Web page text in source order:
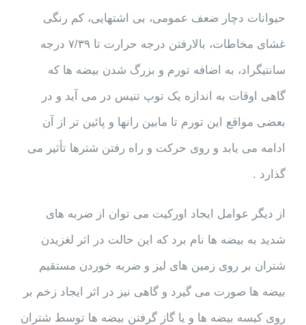
حیوانات دچار ضعف عمومی، بی اشتهایی، کم رنگی
غشای مخاطات، بالارفتن درجه حرارت تا ۷/۳۹ درجه
سانتیگراد، به اضافه تورم و بزرگ شدن بیضه ها که
گاهی اوقات به اندازه یک توپ تنیس در می آید و در
بعضی مواقع این تورم تا مابین رانها و پائین تر از آن
ادامه می یابد و روی حرکت و راه رفتن شترها تأثیر می
گذارد .
از دیگر عوامل ایجاد اورکیت می توان از ضربه های
شدید به بیضه ها نام برد که این حالت در اثر لغزیدن
شتران بر روی زمین های لیز و ضربه خوردن مستقیم
بیضه ها صورت می گیرد و گاهی نیز در اثر ایجاد زخم بر
روی کیسه بیضه ها و یا گاز گرفتن بیضه ها توسط شتران